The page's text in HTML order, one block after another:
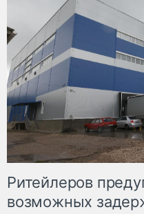
Ритейлеров
возможных